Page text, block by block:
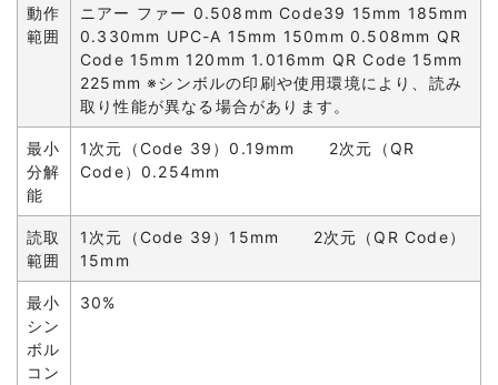
動作
範囲
ニアー ファー 0.508mm Code39 15mm 185mm
0.330mm UPC-A 15mm 150mm 0.508mm QR
Code 15mm 120mm 1.016mm QR Code 15mm
225mm ※シンボルの印刷や使用環境により、読み
取り性能が異なる場合があります。
最小
分解
能
1次元（Code 39）0.19mm 2次元（QR
Code）0.254mm
読取
範囲
1次元（Code 39）15mm 2次元（QR Code）
15mm
最小
シン
ボル
コン
30%